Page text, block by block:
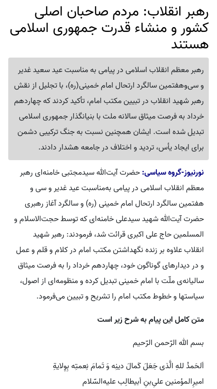
رهبر انقلاب: مردم صاحبان اصلی
کشور و منشاء قدرت جمهوری اسلامی
هستند
رهبر معظم انقلاب اسلامی در پیامی به مناسبت عید سعید غدیر
و سی‌وهفتمین سالگرد ارتحال امام خمینی(ره)، با تجلیل از نقش
رهبر شهید انقلاب در تبیین مکتب امام، تأکید کردند که چهاردهم
خرداد به فرصت میثاق سالانه ملت با بنیانگذار جمهوری اسلامی
تبدیل شده است. ایشان همچنین نسبت به جنگ ترکیبی دشمن
برای ایجاد یأس، تردید و اختلاف در جامعه هشدار دادند.
نورنیوز-گروه سیاسی:حضرت آیت‌الله سیدمجتبی خامنه‌ای رهبر
معظم انقلاب اسلامی در پیامی به‌مناسبت عید غدیر و سی و
هفتمین سالگرد ارتحال امام خمینی (ره) و سالگرد آغاز رهبری
حضرت آیت‌الله شهید سیدعلی خامنه‌ای که توسط حجت‌الاسلام و
المسلمین حاج علی اکبری قرائت شد، فرمودند: رهبر شهید
انقلاب علاوه بر زنده نگهداشتن مکتب امام در کلام و قلم و عمل
و در دیدارهای گوناگون خود، چهاردهم خرداد را به فرصت میثاق
سالیانه‌ی ملّت با امام خمینی تبدیل کرده و منظومه‌ای از اصول،
سیاستها و خطوط مکتب امام را تشریح و تبیین می‌فرمود.
متن کامل این پیام به شرح زیر است
بسم الله الرّحمن الرّحیم
اَلحَمدُ للهِ الَّذی جَعَلَ کَمالَ دینِه وَ تَمامَ نِعمتِه بِوِلایةِ
امیرِالمؤمنین علیِ‌بنِ اَبیطالِب علیه‌السّلام